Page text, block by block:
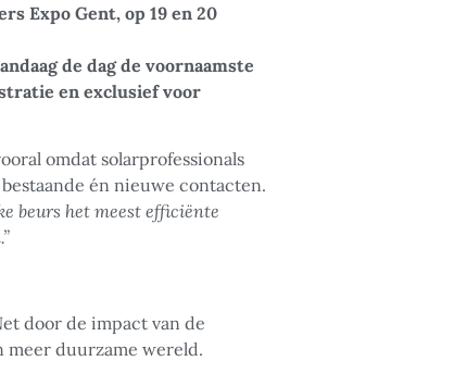
Expo Gent, op 19 en 20
de dag de voornaamste
en exclusief voor
omdat solarprofessionals
én nieuwe contacten.
beurs het meest efficiënte
”
door de impact van de
meer duurzame wereld.